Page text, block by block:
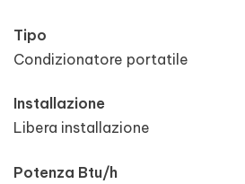
Tipo
Condizionatore portatile
Installazione
Libera installazione
Potenza Btu/h